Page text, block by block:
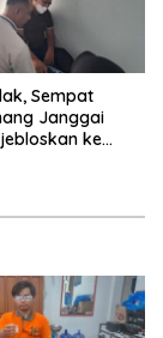
Sempat
Janggai
ke